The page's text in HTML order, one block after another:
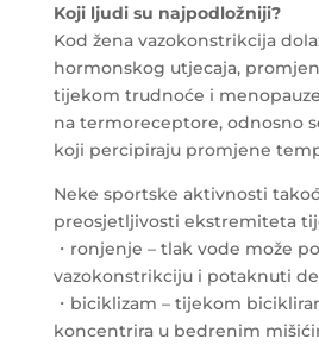
Koji ljudi su najpodložniji?
Kod žena vazokonstrikcija
hormonskog utjecaja,
tijekom trudnoće i
na termoreceptore, odnosno
koji percipiraju promjene
Neke sportske aktivnosti
preosjetljivosti ekstremiteta
・ronjenje – tlak vode može
vazokonstrikciju i potaknuti
・biciklizam – tijekom
koncentrira u bedrenim